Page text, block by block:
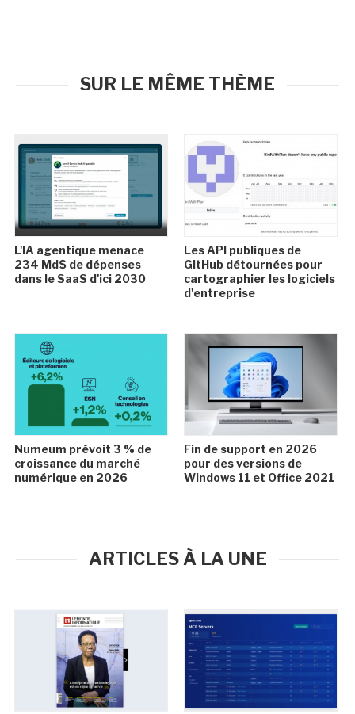
SUR LE MÊME THÈME
L'IA agentique menace
234 Md$ de dépenses
dans le SaaS d'ici 2030
Les API publiques de
GitHub détournées pour
cartographier les logiciels
d'entreprise
Numeum prévoit 3 % de
croissance du marché
numérique en 2026
Fin de support en 2026
pour des versions de
Windows 11 et Office 2021
ARTICLES À LA UNE